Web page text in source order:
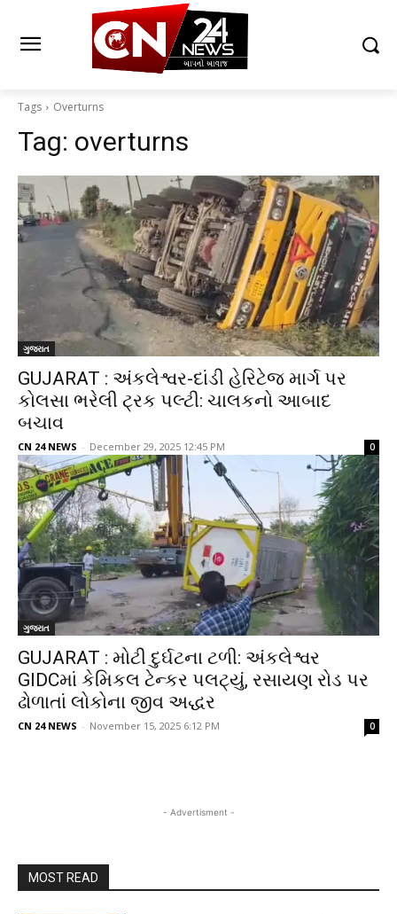
Tags Overturns
Tag: overturns
ગુજરાત
GUJARAT : અંકલેશ્વર-દાંડી હેરિટેજ માર્ગ પર
કોલસા ભરેલી ટ્રક પલ્ટી: ચાલકનો આબાદ
બચાવ
CN 24 NEWS - December 29, 2025 12:45 PM 0
ગુજરાત
GUJARAT : મોટી દુર્ઘટના ટળી: અંકલેશ્વર
GIDCમાં કેમિકલ ટેન્કર પલટ્યું, રસાયણ રોડ પર
ઢોળાતાં લોકોના જીવ અદ્ધર
CN 24 NEWS - November 15, 2025 6:12 PM 0
- Advertisment -
MOST READ